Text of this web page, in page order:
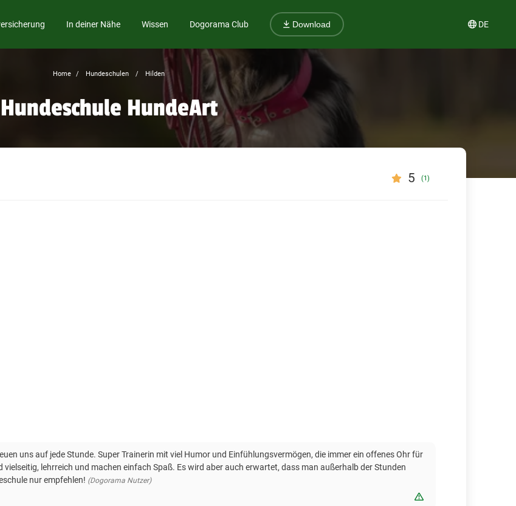
In deiner Nähe Wissen Dogorama Club Download DE
Home Hundeschulen Hilden
Hundeschule HundeArt
5 (1)
uns auf jede Stunde. Super Trainerin mit viel Humor und Einfühlungsvermögen, die immer ein offenes Ohr für
lehrreich und machen einfach Spaß. Es wird aber auch erwartet, dass man außerhalb der Stunden
nur empfehlen! (Dogorama Nutzer)
Bewertung melden